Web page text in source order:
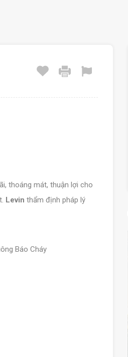
thoáng mát, thuận lợi cho
Levin thẩm định pháp lý
Báo Cháy